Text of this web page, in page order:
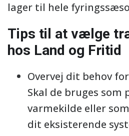
lager til hele
Tips til at vælge
hos Land og Fritid
Overvej dit behov
Skal de bruges
varmekilde eller
dit eksisterende